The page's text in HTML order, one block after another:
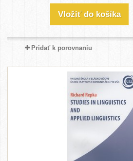
Vložiť do košíka
Pridať k porovnaniu